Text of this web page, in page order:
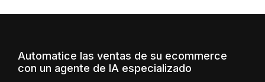
Automatice las ventas de su ecommerce
con un agente de IA especializado